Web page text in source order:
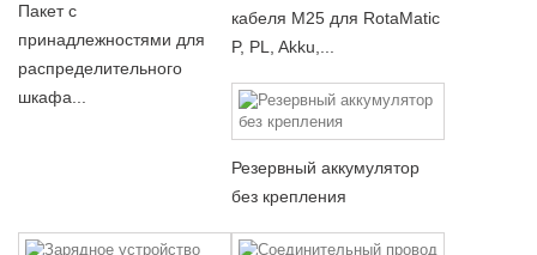
Пакет с
принадлежностями для
распределительного
шкафа...
кабеля M25 для RotaMatic
P, PL, Akku,...
Резервный аккумулятор
без крепления